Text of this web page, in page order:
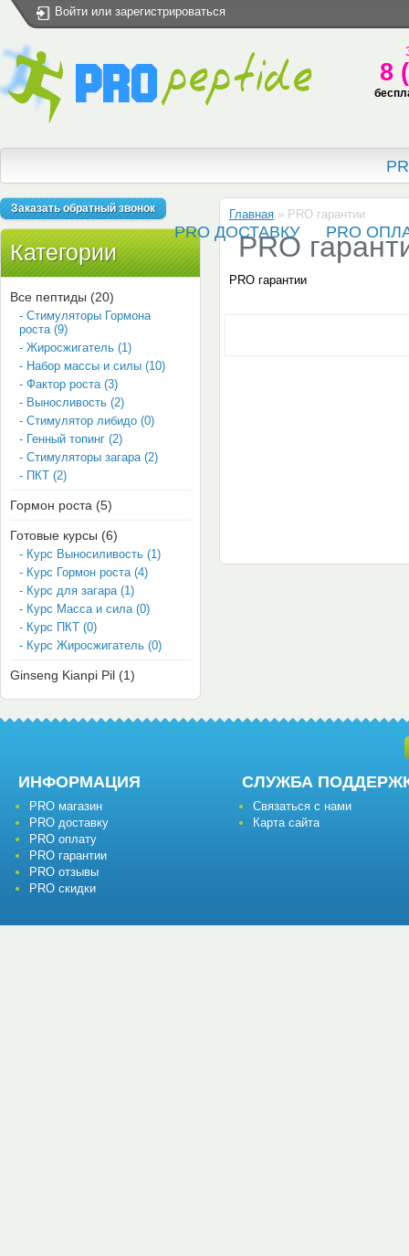
Войти или зарегистрироваться
8
PRO ДОСТАВКУ PRO
Заказать обратный звонок
Категории
Все пептиды (20)
- Стимуляторы Гормона
роста (9)
- Жиросжигатель (1)
- Набор массы и силы (10)
- Фактор роста (3)
- Выносливость (2)
- Стимулятор либидо (0)
- Генный топинг (2)
- Стимуляторы загара (2)
- ПКТ (2)
Гормон роста (5)
Готовые курсы (6)
- Курс Выносиливость (1)
- Курс Гормон роста (4)
- Курс для загара (1)
- Курс Масса и сила (0)
- Курс ПКТ (0)
- Курс Жиросжигатель (0)
Ginseng Kianpi Pil (1)
Главная » PRO гарантии
PRO
PRO гарантии
ИНФОРМАЦИЯ
PRO магазин
PRO доставку
PRO оплату
PRO гарантии
PRO отзывы
PRO скидки
СЛУЖБА
Связаться с нами
Карта сайта